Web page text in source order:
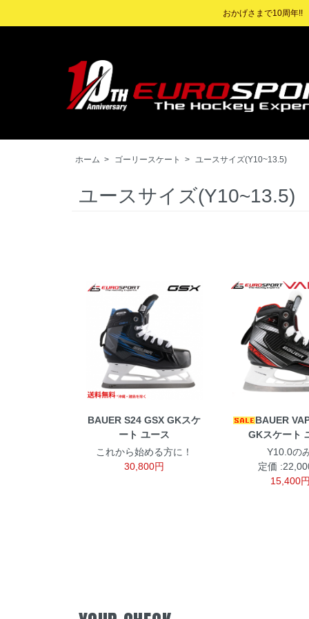
おかげさまで10周年
ホーム > ゴーリースケート > ユースサイズ(Y10~13.5)
ユースサイズ(Y10~13.5)
BAUER S24 GSX GKスケ
ート ユース
これから始める方に！
30,800円
BAUER
GKスケート
Y10.0の
定価
15,400円